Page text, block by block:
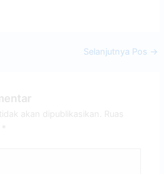
Selanjutnya Pos →
akan dipublikasikan.
Ruas
*